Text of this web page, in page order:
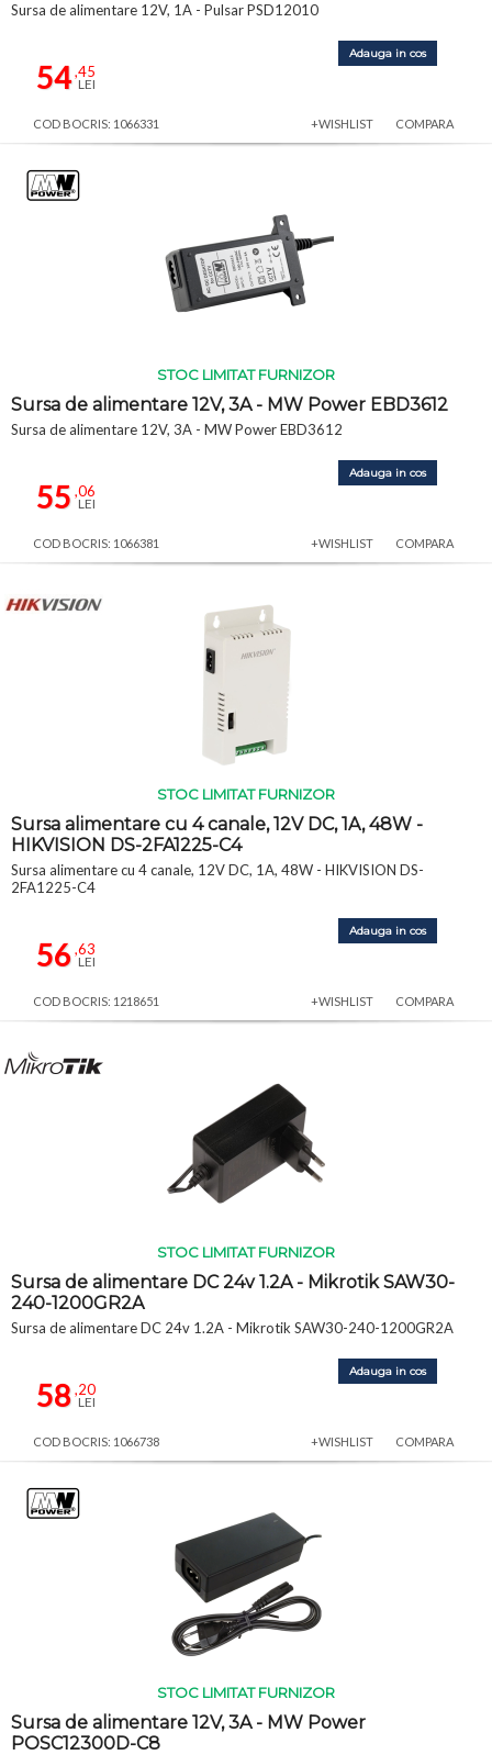
Sursa de alimentare 12V, 1A - Pulsar PSD12010
54,45
LEI
Adauga in cos
COD BOCRIS: 1066331 +WISHLIST COMPARA
STOC LIMITAT FURNIZOR
Sursa de alimentare 12V, 3A - MW Power EBD3612
Sursa de alimentare 12V, 3A - MW Power EBD3612
55 ,06
LEI
Adauga in cos
COD BOCRIS: 1066381 +WISHLIST COMPARA
STOC LIMITAT FURNIZOR
Sursa alimentare cu 4 canale, 12V DC, 1A, 48W -
HIKVISION DS-2FA1225-C4
Sursa alimentare cu 4 canale, 12V DC, 1A, 48W - HIKVISION DS-
2FA1225-C4
56,63
LEI
Adauga in cos
COD BOCRIS: 1218651 +WISHLIST COMPARA
STOC LIMITAT FURNIZOR
Sursa de alimentare DC 24v 1.2A - Mikrotik SAW30-
240-1200GR2A
Sursa de alimentare DC 24v 1.2A - Mikrotik SAW30-240-1200GR2A
58,20
LEI
Adauga in cos
COD BOCRIS: 1066738 +WISHLIST COMPARA
STOC LIMITAT FURNIZOR
Sursa de alimentare 12V, 3A - MW Power
POSC12300D-C8